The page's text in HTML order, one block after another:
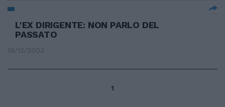
L'EX DIRIGENTE: NON PARLO DEL
PASSATO
19/12/2003
1